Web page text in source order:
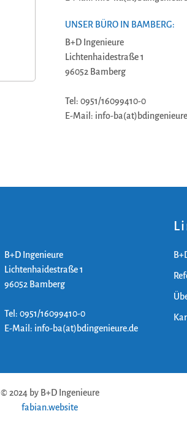
UNSER BÜRO IN BAMBERG:
B+D Ingenieure
Lichtenhaidestraße 1
96052 Bamberg
Tel: 0951/16099410-0
E-Mail: info-
B+D Ingenieure
Lichtenhaidestraße 1
96052 Bamberg
Tel: 0951/16099410-0
E-Mail: info-ba(at)bdingenieure.de
© 2024 by B+D Ingenieure
fabian.website